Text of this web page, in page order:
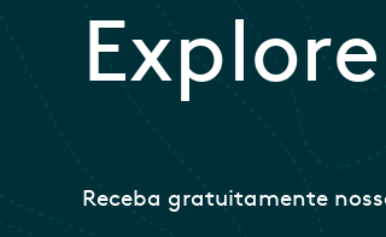
Receba gratuitamente